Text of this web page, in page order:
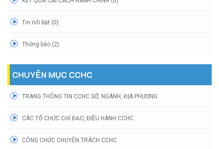
Tin nổi bật (0)
Thông báo (2)
CHUYÊN MỤC CCHC
TRANG THÔNG TIN CCHC SỞ, NGÀNH, ĐỊA PHƯƠNG
CÁC TỔ CHỨC CHỈ ĐẠO, ĐIỀU HÀNH CCHC
CÔNG CHỨC CHUYÊN TRÁCH CCHC